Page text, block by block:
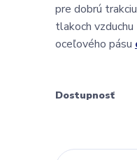
pre dobrú
tlakoch
oceľového pásu
Dostupnosť